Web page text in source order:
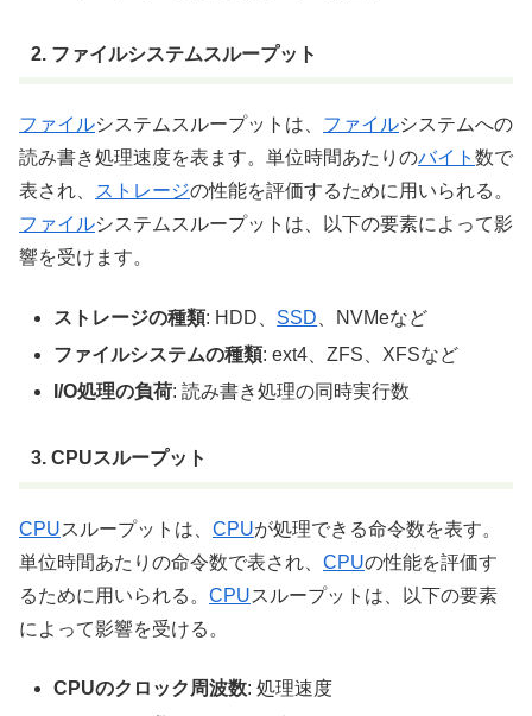
2. ファイルシステムスループット
ファイルシステムスループットは、 ファイルシステムへの
読み書き処理速度を表ます。単位時間あたりのバイト 数で
表され、
ストレージの性能を評価するために用いられる。
ファイルシステムスループットは、以下の要素によって影
響を受けます。
ストレージの種類: HDD、 SSD 、NVMeなど
ファイルシステムの種類: ext4、ZFS、XFSなど
I/O処理の負荷: 読み書き処理の同時実行数
3. CPUスループット
CPUスループットは、 CPUが処理できる命令数を表す。
単位時間あたりの命令数で表され、 CPUの性能を評価す
るために用いられる。 CPUスループットは、以下の要素
によって影響を受ける。
CPUのクロック周波数: 処理速度